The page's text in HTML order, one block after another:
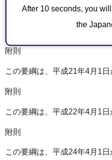
After 10 seconds, you
the
この要綱は、平成20年4月1日
附則
この要綱は、平成21年4月1日
附則
この要綱は、平成22年4月1日
附則
この要綱は、平成24年4月1日